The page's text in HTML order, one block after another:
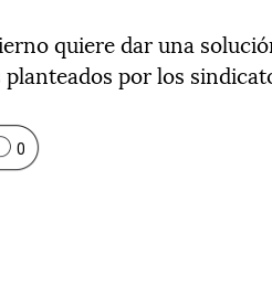
quiere dar una
por los
0